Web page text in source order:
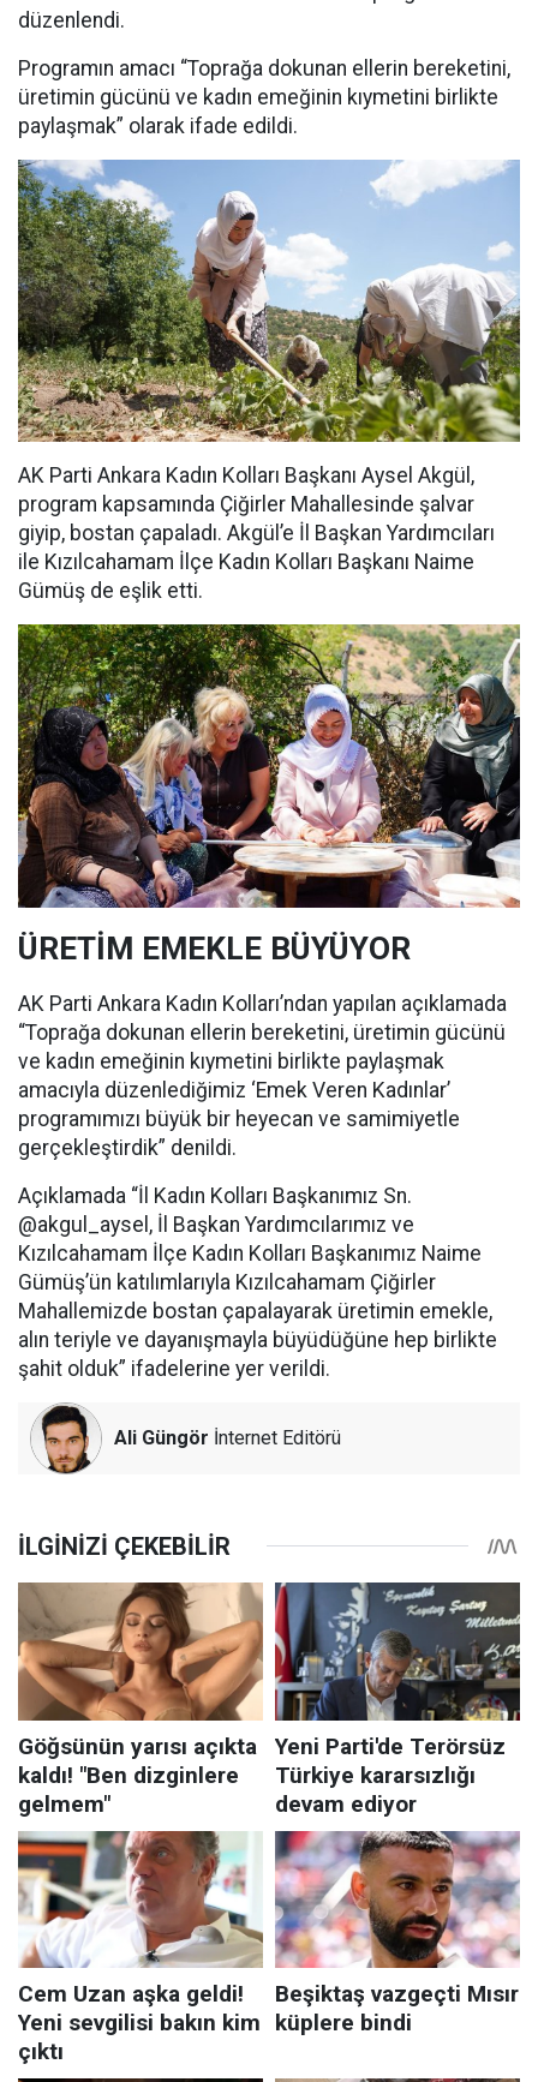
düzenlendi.
Programın amacı “Toprağa dokunan ellerin bereketini,
üretimin gücünü ve kadın emeğinin kıymetini birlikte
paylaşmak” olarak ifade edildi.
AK Parti Ankara Kadın Kolları Başkanı Aysel Akgül,
program kapsamında Çiğirler Mahallesinde şalvar
giyip, bostan çapaladı. Akgül’e İl Başkan Yardımcıları
ile Kızılcahamam İlçe Kadın Kolları Başkanı Naime
Gümüş de eşlik etti.
ÜRETİM EMEKLE BÜYÜYOR
AK Parti Ankara Kadın Kolları’ndan yapılan açıklamada
“Toprağa dokunan ellerin bereketini, üretimin gücünü
ve kadın emeğinin kıymetini birlikte paylaşmak
amacıyla düzenlediğimiz ‘Emek Veren Kadınlar’
programımızı büyük bir heyecan ve samimiyetle
gerçekleştirdik” denildi.
Açıklamada “İl Kadın Kolları Başkanımız Sn.
@akgul_aysel, İl Başkan Yardımcılarımız ve
Kızılcahamam İlçe Kadın Kolları Başkanımız Naime
Gümüş’ün katılımlarıyla Kızılcahamam Çiğirler
Mahallemizde bostan çapalayarak üretimin emekle,
alın teriyle ve dayanışmayla büyüdüğüne hep birlikte
şahit olduk” ifadelerine yer verildi.
Ali Güngör İnternet Editörü